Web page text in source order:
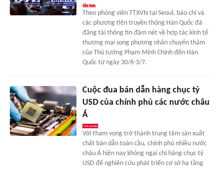
Theo phóng viên TTXVN tại Seoul, báo chí và
các phương tiện truyền thông Hàn Quốc đã
đăng tải thông tin đậm nét về hợp tác kinh tế
thương mại song phương nhân chuyến thăm
của Thủ tướng Phạm Minh Chính đến Hàn
Quốc từ ngày 30/6-3/7.
Cuộc đua bán dẫn hàng chục tỷ
USD của chính phủ các nước châu
Á
Với tham vọng trở thành trung tâm sản xuất
chất bán dẫn toàn cầu, chính phủ nhiều nước
châu Á hiện nay không ngại chi hàng chục tỷ
USD để nghiên cứu phát triển cơ sở hạ tầng